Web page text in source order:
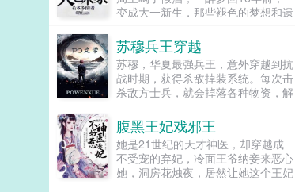
读者也会降智，很难懂吗？还是读者
A靠靠靠！早说是大佬的局中局中局
声了！！第二本读者B狗塑适可而
止，就算你重复强调五百次他是可爱
狗狗，但我只看到了一只舔狗，还是
不会汪汪叫的那种。还是读者B起猛
里能领养，阿祖！我也要养阿祖！！
第三本读者C作者生活这么不如意，
一定要搞这么五毒俱全的角色？写不
出来东西找个班上吧。还是读者
CMD，祖神，我可真该死啊！第四
变成大一新生，那些褪色的梦想和遗
家，做导演，收藏古玩字画，...
苏穆兵王穿越
苏穆，华夏最强兵王，意外穿越到抗
战时期，获得杀敌掉装系统。每次击
杀敌方士兵，就会掉落各种物资，解
系统提示恭喜宿主击杀敌方士...
腹黑王妃戏邪王
她是21世纪的天才神医，却穿越成
不受宠的弃妃，冷面王爷纳妾来恶心
她，洞房花烛夜，居然让她这个王妃